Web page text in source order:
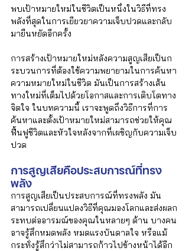
พบเป้าหมายใหม่ในชีวิตเป็นหนึ่งในวิธีที่ทรง
พลังที่สุดในการเยียวยาความเจ็บปวดและกลับ
มายืนหยัดอีกครั้ง
การสร้างเป้าหมายใหม่หลังความสูญเสียเป็นก
ระบวนการที่ต้องใช้ความพยายามในการค้นหา
ความหมายใหม่ในชีวิต มันเป็นการสร้างเส้น
ทางใหม่ที่เต็มไปด้วยโอกาสและการเติบโตทาง
จิตใจ ในบทความนี้ เราจะพูดถึงวิธีการที่การ
ค้นหาและตั้งเป้าหมายใหม่สามารถช่วยให้คุณ
ฟื้นฟูชีวิตและหัวใจหลังจากที่เผชิญกับความเจ็บ
ปวด
การสูญเสียคือประสบการณ์ที่ทรง
พลัง
การสูญเสียเป็นประสบการณ์ที่ทรงพลัง มัน
สามารถเปลี่ยนแปลงวิธีที่คุณมองโลกและส่งผลก
ระทบต่ออารมณ์ของคุณในหลายๆ ด้าน บางคน
อาจรู้สึกหมดพลัง หมดแรงบันดาลใจ หรือแม้
กระทั่งรู้สึกว่าไม่สามารถก้าวไปข้างหน้าได้อีก